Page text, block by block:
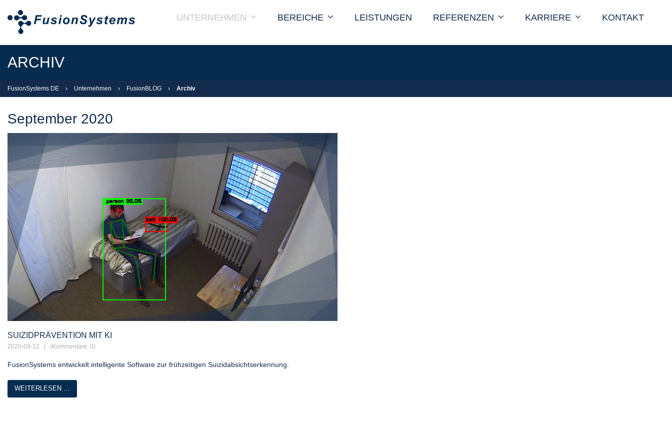
UNTERNEHMEN BEREICHE LEISTUNGEN REFERENZEN KARRIERE KONTAKT
ARCHIV
FusionSystems DE › Unternehmen › FusionBLOG › Archiv
September 2020
SUIZIDPRÄVENTION MIT KI
2020-09-12 | (Kommentare: 0)
FusionSystems entwickelt intelligente Software zur frühzeitigen Suizidabsichtserkennung.
WEITERLESEN …